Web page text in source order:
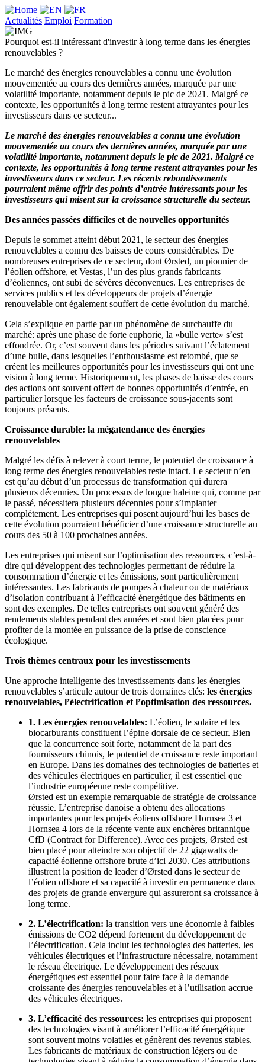
Actualités Emploi Formation
Pourquoi est-il intéressant d'investir à long terme dans les énergies
renouvelables ?
Le marché des énergies renouvelables a connu une évolution
mouvementée au cours des dernières années, marquée par une
volatilité importante, notamment depuis le pic de 2021. Malgré ce
contexte, les opportunités à long terme restent attrayantes pour les
investisseurs dans ce secteur...
Le marché des énergies renouvelables a connu une évolution
mouvementée au cours des dernières années, marquée par une
volatilité importante, notamment depuis le pic de 2021. Malgré ce
contexte, les opportunités à long terme restent attrayantes pour les
investisseurs dans ce secteur. Les récents rebondissements
pourraient même offrir des points d’entrée intéressants pour les
investisseurs qui misent sur la croissance structurelle du secteur.
Des années passées difficiles et de nouvelles opportunités
Depuis le sommet atteint début 2021, le secteur des énergies
renouvelables a connu des baisses de cours considérables. De
nombreuses entreprises de ce secteur, dont Ørsted, un pionnier de
l’éolien offshore, et Vestas, l’un des plus grands fabricants
d’éoliennes, ont subi de sévères déconvenues. Les entreprises de
services publics et les développeurs de projets d’énergie
renouvelable ont également souffert de cette évolution du marché.
Cela s’explique en partie par un phénomène de surchauffe du
marché: après une phase de forte euphorie, la «bulle verte» s’est
effondrée. Or, c’est souvent dans les périodes suivant l’éclatement
d’une bulle, dans lesquelles l’enthousiasme est retombé, que se
créent les meilleures opportunités pour les investisseurs qui ont une
vision à long terme. Historiquement, les phases de baisse des cours
des actions ont souvent offert de bonnes opportunités d’entrée, en
particulier lorsque les facteurs de croissance sous-jacents sont
toujours présents.
Croissance durable: la mégatendance des énergies
renouvelables
Malgré les défis à relever à court terme, le potentiel de croissance à
long terme des énergies renouvelables reste intact. Le secteur n’en
est qu’au début d’un processus de transformation qui durera
plusieurs décennies. Un processus de longue haleine qui, comme par
le passé, nécessitera plusieurs décennies pour s’implanter
complètement. Les entreprises qui posent aujourd’hui les bases de
cette évolution pourraient bénéficier d’une croissance structurelle au
cours des 50 à 100 prochaines années.
Les entreprises qui misent sur l’optimisation des ressources, c’est-à-
dire qui développent des technologies permettant de réduire la
consommation d’énergie et les émissions, sont particulièrement
intéressantes. Les fabricants de pompes à chaleur ou de matériaux
d’isolation contribuant à l’efficacité énergétique des bâtiments en
sont des exemples. De telles entreprises ont souvent généré des
rendements stables pendant des années et sont bien placées pour
profiter de la montée en puissance de la prise de conscience
écologique.
Trois thèmes centraux pour les investissements
Une approche intelligente des investissements dans les énergies
renouvelables s’articule autour de trois domaines clés: les énergies
renouvelables, l’électrification et l’optimisation des ressources.
1. Les énergies renouvelables: L’éolien, le solaire et les
biocarburants constituent l’épine dorsale de ce secteur. Bien
que la concurrence soit forte, notamment de la part des
fournisseurs chinois, le potentiel de croissance reste important
en Europe. Dans les domaines des technologies de batteries et
des véhicules électriques en particulier, il est essentiel que
l’industrie européenne reste compétitive.
Ørsted est un exemple remarquable de stratégie de croissance
réussie. L’entreprise danoise a obtenu des allocations
importantes pour les projets éoliens offshore Hornsea 3 et
Hornsea 4 lors de la récente vente aux enchères britannique
CfD (Contract for Difference). Avec ces projets, Ørsted est
bien placé pour atteindre son objectif de 22 gigawatts de
capacité éolienne offshore brute d’ici 2030. Ces attributions
illustrent la position de leader d’Ørsted dans le secteur de
l’éolien offshore et sa capacité à investir en permanence dans
des projets de grande envergure qui assureront sa croissance à
long terme.
2. L’électrification: la transition vers une économie à faibles
émissions de CO2 dépend fortement du développement de
l’électrification. Cela inclut les technologies des batteries, les
véhicules électriques et l’infrastructure nécessaire, notamment
le réseau électrique. Le développement des réseaux
énergétiques est essentiel pour faire face à la demande
croissante des énergies renouvelables et à l’utilisation accrue
des véhicules électriques.
3. L’efficacité des ressources: les entreprises qui proposent
des technologies visant à améliorer l’efficacité énergétique
sont souvent moins volatiles et génèrent des revenus stables.
Les fabricants de matériaux de construction légers ou de